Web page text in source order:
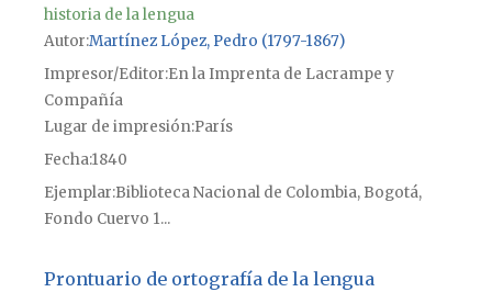
historia de la lengua
Autor Martínez López, Pedro (1797-1867)
Impresor/Editor En la Imprenta de Lacrampe y
Compañía
Lugar de impresiónParís
Fecha1840
Ejemplar Biblioteca Nacional de Colombia, Bogotá,
Fondo Cuervo 1...
Prontuario de ortografía de la lengua